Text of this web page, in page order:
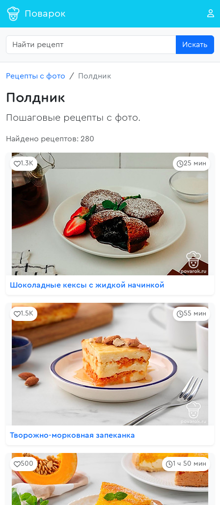
Поварок
Искать
Рецепты с фото Полдник
Полдник
Пошаговые рецепты с фото.
Найдено рецептов: 280
25 мин
1.3K
Шоколадные кексы с жидкой начинкой
55 мин
1.5K
Творожно-морковная запеканка
1 ч 50 мин
500